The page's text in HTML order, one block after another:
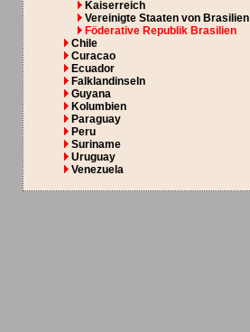
Kaiserreich
Vereinigte Staaten von Brasilien
Föderative Republik Brasilien
Chile
Curacao
Ecuador
Falklandinseln
Guyana
Kolumbien
Paraguay
Peru
Suriname
Uruguay
Venezuela